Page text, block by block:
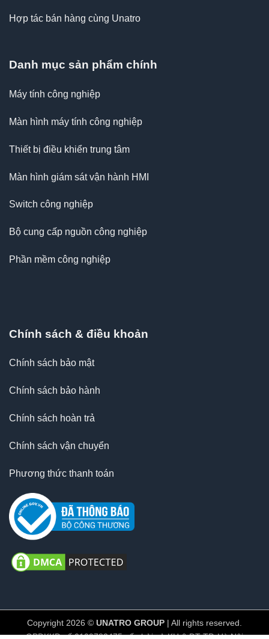
Hợp tác bán hàng cùng Unatro
Danh mục sản phẩm chính
Máy tính công nghiệp
Màn hình máy tính công nghiệp
Thiết bị điều khiển trung tâm
Màn hình giám sát vận hành HMI
Switch công nghiệp
Bộ cung cấp nguồn công nghiệp
Phần mềm công nghiệp
Chính sách & điều khoản
Chính sách bảo mật
Chính sách bảo hành
Chính sách hoàn trả
Chính sách vận chuyển
Phương thức thanh toán
Copyright 2026 © UNATRO GROUP | All rights reserved.
GPĐKKD số 0109782475 cấp bởi sở KH & ĐT TP. Hà Nội